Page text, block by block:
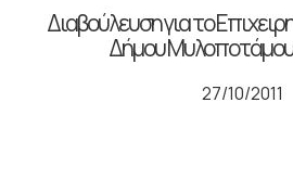
Διαβούλευση για το
Δήμου Μυλοποτάμου
27/10/2011